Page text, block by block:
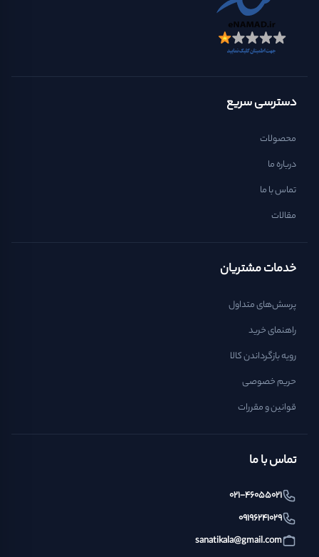
دسترسی سریع
محصولات
درباره ما
تماس با ما
مقالات
خدمات مشتریان
پرسش‌های متداول
راهنمای خرید
رویه بازگرداندن کالا
حریم خصوصی
قوانین و مقررات
تماس با ما
021-46055021
09196241029
sanatikala@gmail.com